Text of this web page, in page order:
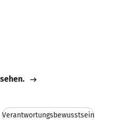
Verantwortungsbewusstsein